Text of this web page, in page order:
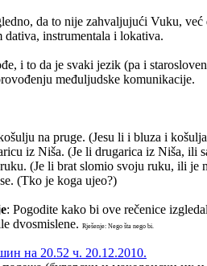
da to nije zahvaljujući Vuku,
dativa, instrumentala i lokativa.
i to da je svaki jezik (pa i
međuljudske komunikacije.
na pruge. (Jesu li i bluza i
iz Niša. (Je li drugarica iz Niša, ili
(Je li brat slomio svoju ruku, ili je
(Tko je koga ujeo?)
: Pogodite kako bi ove rečenice
dvosmislene. Rješenje: Nego šta nego bi.
на 20.52 ч. 20.12.2010.